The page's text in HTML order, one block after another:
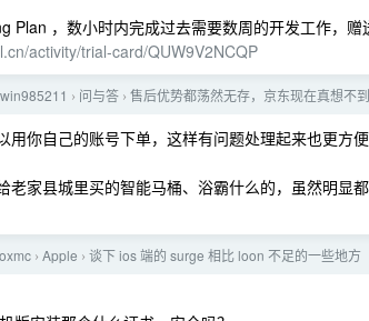
Plan ，数小时内完成过去需要数周的开发工作，
activity/trial-card/QUW9V2NCQP
› 问与答 › 售后优势都荡然无存，京东现在真想不
用你自己的账号下单，这样有问题处理起来也更方
老家县城里买的智能马桶、浴霸什么的，虽然明显
› Apple › 谈下 ios 端的 surge 相比 loon 不足的一些地方